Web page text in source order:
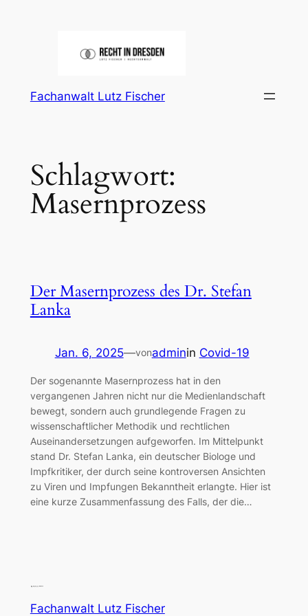
Fachanwalt Lutz Fischer
Schlagwort:
Masernprozess
Der Masernprozess des Dr. Stefan
Lanka
Jan. 6, 2025—vonadminin Covid-19
Der sogenannte Masernprozess hat in den
vergangenen Jahren nicht nur die Medienlandschaft
bewegt, sondern auch grundlegende Fragen zu
wissenschaftlicher Methodik und rechtlichen
Auseinandersetzungen aufgeworfen. Im Mittelpunkt
stand Dr. Stefan Lanka, ein deutscher Biologe und
Impfkritiker, der durch seine kontroversen Ansichten
zu Viren und Impfungen Bekanntheit erlangte. Hier ist
eine kurze Zusammenfassung des Falls, der die…
Fachanwalt Lutz Fischer